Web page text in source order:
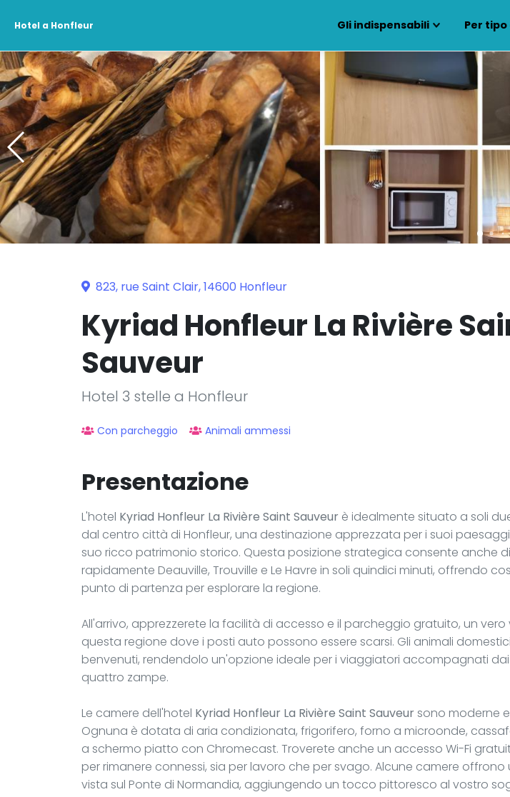
Hotel a Honfleur Gli indispensabili Per
823, rue Saint Clair, 14600 Honfleur
Kyriad Honfleur La Rivière
Sauveur
Hotel 3 stelle a Honfleur
Con parcheggio Animali ammessi
Presentazione
L'hotel Kyriad Honfleur La Rivière Saint Sauveur è idealmente situato a soli
dal centro città di Honfleur, una destinazione apprezzata per i suoi
suo ricco patrimonio storico. Questa posizione strategica consente anche
rapidamente Deauville, Trouville e Le Havre in soli quindici minuti, offrendo
punto di partenza per esplorare la regione.
All'arrivo, apprezzerete la facilità di accesso e il parcheggio gratuito, un
questa regione dove i posti auto possono essere scarsi. Gli animali
benvenuti, rendendolo un'opzione ideale per i viaggiatori accompagnati
quattro zampe.
Le camere dell'hotel Kyriad Honfleur La Rivière Saint Sauveursono moderne
Ognuna è dotata di aria condizionata, frigorifero, forno a microonde,
a schermo piatto con Chromecast. Troverete anche un accesso Wi-Fi
per rimanere connessi, sia per lavoro che per svago. Alcune camere
vista sul Ponte di Normandia, aggiungendo un tocco pittoresco al vostro